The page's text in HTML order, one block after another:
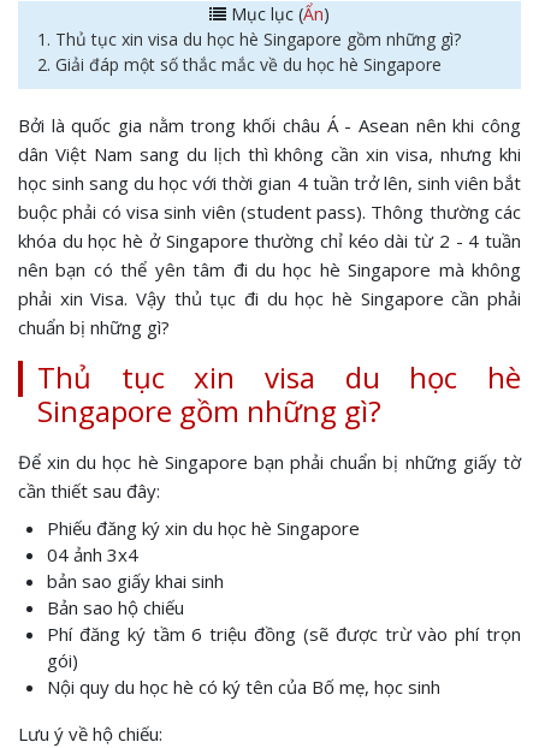
Mục lục (Ẩn)
1. Thủ tục xin visa du học hè Singapore gồm những gì?
2. Giải đáp một số thắc mắc về du học hè Singapore
Bởi là quốc gia nằm trong khối châu Á - Asean nên khi công
dân Việt Nam sang du lịch thì không cần xin visa, nhưng khi
học sinh sang du học với thời gian 4 tuần trở lên, sinh viên bắt
buộc phải có visa sinh viên (student pass). Thông thường các
khóa du học hè ở Singapore thường chỉ kéo dài từ 2 - 4 tuần
nên bạn có thể yên tâm đi du học hè Singapore mà không
phải xin Visa. Vậy thủ tục đi du học hè Singapore cần phải
chuẩn bị những gì?
Thủ tục xin visa du học hè
Singapore gồm những gì?
Để xin du học hè Singapore bạn phải chuẩn bị những giấy tờ
cần thiết sau đây:
Phiếu đăng ký xin du học hè Singapore
04 ảnh 3x4
bản sao giấy khai sinh
Bản sao hộ chiếu
Phí đăng ký tầm 6 triệu đồng (sẽ được trừ vào phí trọn
gói)
Nội quy du học hè có ký tên của Bố mẹ, học sinh
Lưu ý về hộ chiếu: